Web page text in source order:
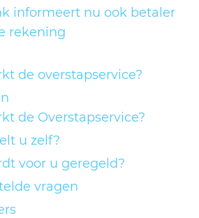
informeert nu ook betaler
rekening
de overstapservice?
de Overstapservice?
u zelf?
voor u geregeld?
vragen